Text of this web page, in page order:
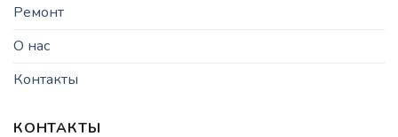
Ремонт
О нас
Контакты
КОНТАКТЫ